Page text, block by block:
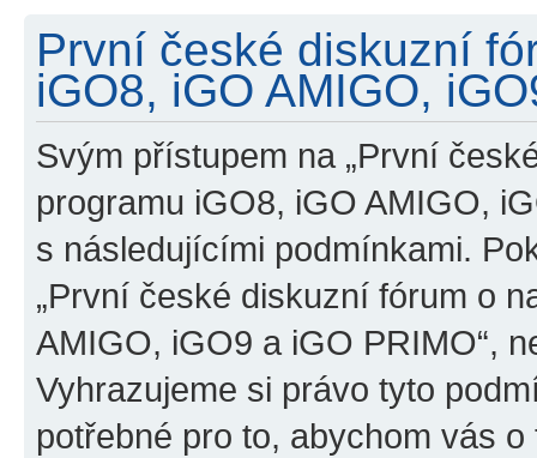
První české diskuzní
iGO8, iGO AMIGO,
Svým přístupem na „První
programu iGO8, iGO AMIGO,
s následujícími podmínkami.
„První české diskuzní fórum o
AMIGO, iGO9 a iGO PRIMO“,
Vyhrazujeme si právo tyto
potřebné pro to, abychom vás